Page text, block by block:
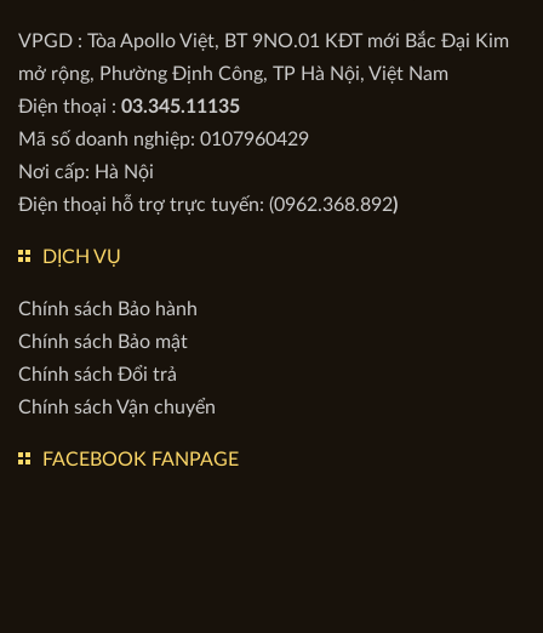
VPGD : Tòa Apollo Việt, BT 9NO.01 KĐT mới Bắc Đại Kim
mở rộng, Phường Định Công, TP Hà Nội, Việt Nam
Điện thoại : 03.345.11135
Mã số doanh nghiệp: 0107960429
Nơi cấp: Hà Nội
Điện thoại hỗ trợ trực tuyến: (0962.368.892)
DỊCH VỤ
Chính sách Bảo hành
Chính sách Bảo mật
Chính sách Đổi trả
Chính sách Vận chuyển
FACEBOOK FANPAGE